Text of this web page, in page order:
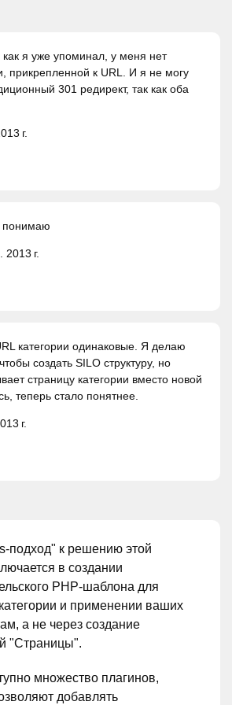
я уже упоминал, у меня нет
прикрепленной к URL. И я не могу
301 редирект, так как оба
г.
понимаю
г.
категории одинаковые. Я делаю
создать SILO структуру, но
страницу категории вместо новой
теперь стало понятнее.
г.
подход" к решению этой
в создании
PHP-шаблона для
и применении ваших
а не через создание
"Страницы".
множество плагинов,
добавлять